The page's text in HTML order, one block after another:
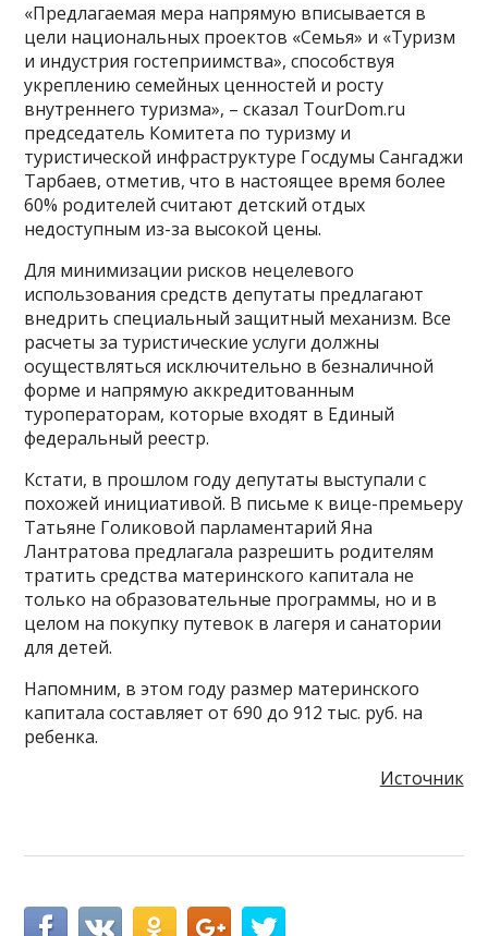
«Предлагаемая мера напрямую вписывается в
цели национальных проектов «Семья» и «Туризм
и индустрия гостеприимства», способствуя
укреплению семейных ценностей и росту
внутреннего туризма», – сказал TourDom.ru
председатель Комитета по туризму и
туристической инфраструктуре Госдумы Сангаджи
Тарбаев, отметив, что в настоящее время более
60% родителей считают детский отдых
недоступным из-за высокой цены.
Для минимизации рисков нецелевого
использования средств депутаты предлагают
внедрить специальный защитный механизм. Все
расчеты за туристические услуги должны
осуществляться исключительно в безналичной
форме и напрямую аккредитованным
туроператорам, которые входят в Единый
федеральный реестр.
Кстати, в прошлом году депутаты выступали с
похожей инициативой. В письме к вице-премьеру
Татьяне Голиковой парламентарий Яна
Лантратова предлагала разрешить родителям
тратить средства материнского капитала не
только на образовательные программы, но и в
целом на покупку путевок в лагеря и санатории
для детей.
Напомним, в этом году размер материнского
капитала составляет от 690 до 912 тыс. руб. на
ребенка.
Источник